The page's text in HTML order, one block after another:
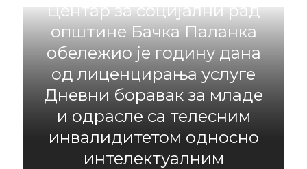
Центар за социјални рад
општине Бачка Паланка
обележио је годину дана
од лиценцирања услуге
Дневни боравак за младе
и одрасле са телесним
инвалидитетом односно
интелектуалним